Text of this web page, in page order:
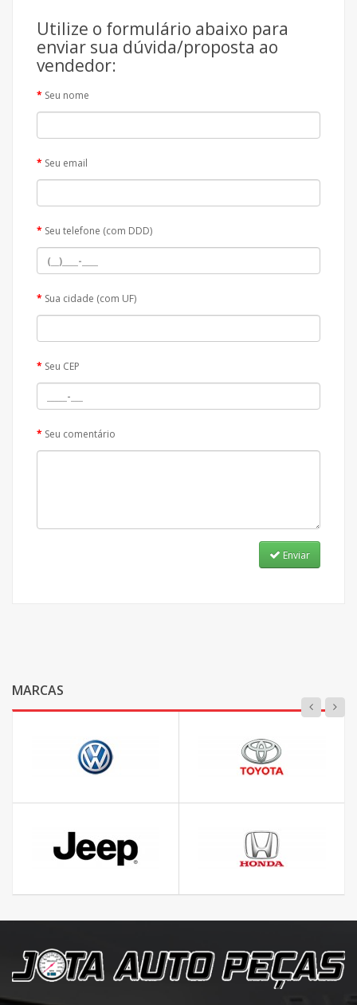
Utilize o formulário abaixo para
enviar sua dúvida/proposta ao
vendedor:
Seu nome
Seu email
Seu telefone (com DDD)
Sua cidade (com UF)
Seu CEP
Seu comentário
Enviar
MARCAS